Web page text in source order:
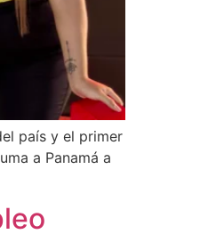
país y el primer
a Panamá a